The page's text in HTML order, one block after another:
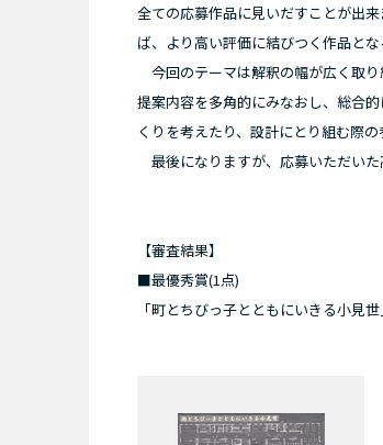
全ての応募作品に見いだすことが出
ば、より高い評価に結びつく作品と
今回のテーマは解釈の幅が広く取り
提案内容を多角的にみなおし、総合
くりを考えたり、設計にとり組む際
最後になりますが、応募いただいた
【審査結果】
■最優秀賞(1点)
「町とちびっ子とともにいきる小見世